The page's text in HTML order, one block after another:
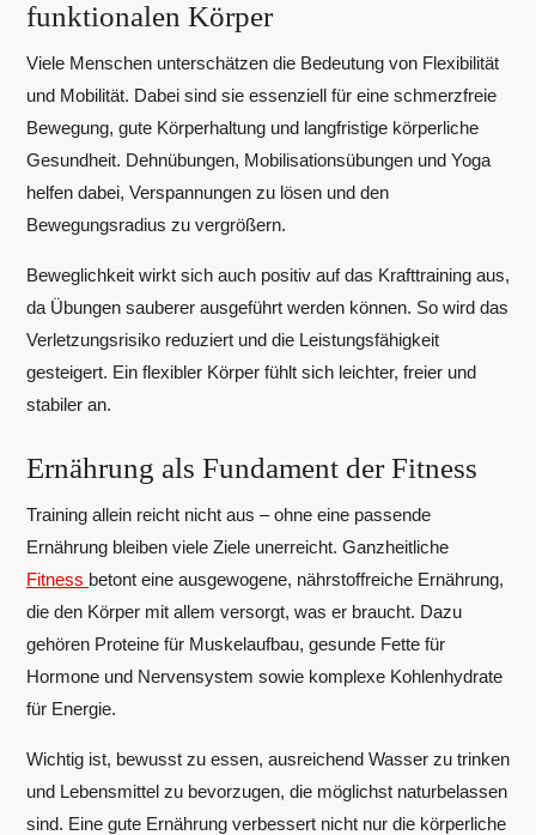
funktionalen Körper
Viele Menschen unterschätzen die Bedeutung von Flexibilität
und Mobilität. Dabei sind sie essenziell für eine schmerzfreie
Bewegung, gute Körperhaltung und langfristige körperliche
Gesundheit. Dehnübungen, Mobilisationsübungen und Yoga
helfen dabei, Verspannungen zu lösen und den
Bewegungsradius zu vergrößern.
Beweglichkeit wirkt sich auch positiv auf das Krafttraining aus,
da Übungen sauberer ausgeführt werden können. So wird das
Verletzungsrisiko reduziert und die Leistungsfähigkeit
gesteigert. Ein flexibler Körper fühlt sich leichter, freier und
stabiler an.
Ernährung als Fundament der Fitness
Training allein reicht nicht aus – ohne eine passende
Ernährung bleiben viele Ziele unerreicht. Ganzheitliche
Fitness betont eine ausgewogene, nährstoffreiche Ernährung,
die den Körper mit allem versorgt, was er braucht. Dazu
gehören Proteine für Muskelaufbau, gesunde Fette für
Hormone und Nervensystem sowie komplexe Kohlenhydrate
für Energie.
Wichtig ist, bewusst zu essen, ausreichend Wasser zu trinken
und Lebensmittel zu bevorzugen, die möglichst naturbelassen
sind. Eine gute Ernährung verbessert nicht nur die körperliche